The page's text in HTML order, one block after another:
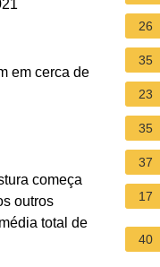
em cerca de
começa
outros
total de
26
35
23
35
37
17
40